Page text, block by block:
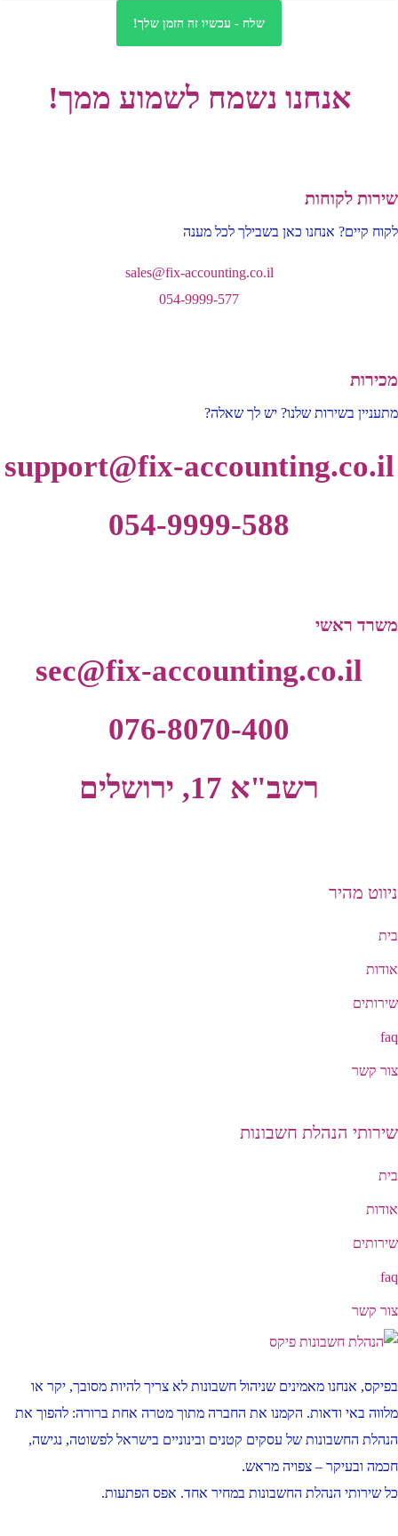
שלח - עכשיו זה הזמן שלך!
אנחנו נשמח לשמוע ממך!
שירות לקוחות
לקוח קיים? אנחנו כאן בשבילך לכל מענה
sales@fix-accounting.co.il
054-9999-577
מכירות
מתעניין בשירות שלנו? יש לך שאלה?
support@fix-accounting.co.il
054-9999-588
משרד ראשי
sec@fix-accounting.co.il
076-8070-400
רשב"א 17, ירושלים
ניווט מהיר
בית
אודות
שירותים
faq
צור קשר
שירותי הנהלת חשבונות
בית
אודות
שירותים
faq
צור קשר
בפיקס, אנחנו מאמינים שניהול חשבונות לא צריך להיות מסובך, יקר או
מלווה באי ודאות. הקמנו את החברה מתוך מטרה אחת ברורה: להפוך את
הנהלת החשבונות של עסקים קטנים ובינוניים בישראל לפשוטה, נגישה,
חכמה ובעיקר – צפויה מראש.
כל שירותי הנהלת החשבונות במחיר אחד. אפס הפתעות.